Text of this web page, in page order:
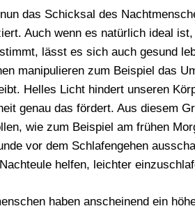
das Schicksal des
Auch wenn es natürlich ideal
lässt es sich auch gesund
manipulieren zum Beispiel das
Helles Licht hindert unseren
genau das fördert. Aus diesem
wie zum Beispiel am frühen
vor dem Schlafengehen
helfen, leichter
haben anscheinend ein